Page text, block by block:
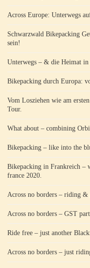
Across Europe: Unterwegs
Schwarzwald Bikepacking
sein!
Unterwegs – & die Heimat in
Bikepacking durch Europa:
Vom Losziehen wie am
Tour.
What about – combining
Bikepacking – like into the
Bikepacking in Frankreich –
france 2020.
Across no borders – riding &
Across no borders – GST
Ride free – just another
Across no borders – just